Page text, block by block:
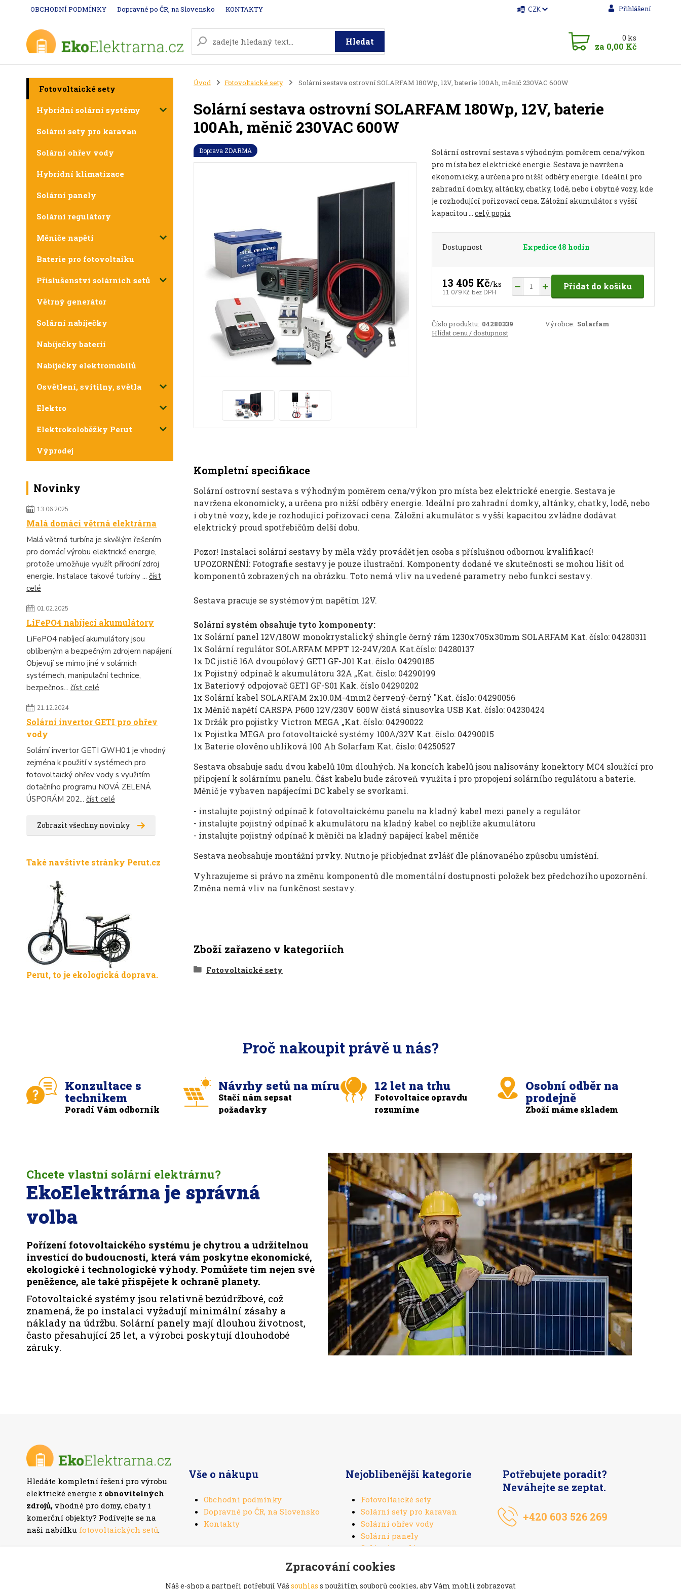
OBCHODNÍ PODMÍNKY Dopravné po ČR, na Slovensko KONTAKTY CZK Přihlášení
Hledat 0 ks
za 0,00 Kč
Fotovoltaické sety
Hybridní solární systémy
Solární sety pro karavan
Solární ohřev vody
Hybridní klimatizace
Solární panely
Solární regulátory
Měniče napětí
Baterie pro fotovoltaiku
Příslušenství solárních setů
Větrný generátor
Solární nabíječky
Nabíječky baterií
Nabíječky elektromobilů
Osvětlení, svítilny, světla
Elektro
Elektrokoloběžky Perut
Výprodej
Novinky
13.06.2025
Malá domácí větrná elektrárna
Malá větrná turbína je skvělým řešením
pro domácí výrobu elektrické energie,
protože umožňuje využít přírodní zdroj
energie. Instalace takové turbíny ... číst
celé
01.02.2025
LiFePO4 nabíjecí akumulátory
LiFePO4 nabíjecí akumulátory jsou
oblíbeným a bezpečným zdrojem napájení.
Objevují se mimo jiné v solárních
systémech, manipulační technice,
bezpečnos... číst celé
21.12.2024
Solární invertor GETI pro ohřev
vody
Solární invertor GETI GWH01 je vhodný
zejména k použití v systémech pro
fotovoltaický ohřev vody s využitím
dotačního programu NOVÁ ZELENÁ
ÚSPORÁM 202... číst celé
Zobrazit všechny novinky
Také navštivte stránky Perut.cz
Perut, to je ekologická doprava.
Úvod Fotovoltaické sety Solární sestava ostrovní SOLARFAM 180Wp, 12V, baterie 100Ah, měnič 230VAC 600W
Solární sestava ostrovní SOLARFAM 180Wp, 12V, baterie
100Ah, měnič 230VAC 600W
Doprava ZDARMA
Solární ostrovní sestava s výhodným poměrem cena/výkon
pro místa bez elektrické energie. Sestava je navržena
ekonomicky, a určena pro nižší odběry energie. Ideální pro
zahradní domky, altánky, chatky, lodě, nebo i obytné vozy, kde
je rozhodující pořizovací cena. Záložní akumulátor s vyšší
kapacitou ... celý popis
Dostupnost Expedice 48 hodin
13 405 Kč/ks
11 079 Kč bez DPH
Přidat do košíku
Číslo produktu: 04280339 Výrobce: Solarfam
Hlídat cenu / dostupnost
Kompletní specifikace
Solární ostrovní sestava s výhodným poměrem cena/výkon pro místa bez elektrické energie. Sestava je
navržena ekonomicky, a určena pro nižší odběry energie. Ideální pro zahradní domky, altánky, chatky, lodě, nebo
i obytné vozy, kde je rozhodující pořizovací cena. Záložní akumulátor s vyšší kapacitou zvládne dodávat
elektrický proud spotřebičům delší dobu.
Pozor! Instalaci solární sestavy by měla vždy provádět jen osoba s příslušnou odbornou kvalifikací!
UPOZORNĚNÍ: Fotografie sestavy je pouze ilustrační. Komponenty dodané ve skutečnosti se mohou lišit od
komponentů zobrazených na obrázku. Toto nemá vliv na uvedené parametry nebo funkci sestavy.
Sestava pracuje se systémovým napětím 12V.
Solární systém obsahuje tyto komponenty:
1x Solární panel 12V/180W monokrystalický shingle černý rám 1230x705x30mm SOLARFAM Kat. číslo: 04280311
1x Solární regulátor SOLARFAM MPPT 12-24V/20A Kat.číslo: 04280137
1x DC jistič 16A dvoupólový GETI GF-J01 Kat. číslo: 04290185
1x Pojistný odpínač k akumulátoru 32A „Kat. číslo: 04290199
1x Bateriový odpojovač GETI GF-S01 Kak. číslo 04290202
1x Solární kabel SOLARFAM 2x10.0M-4mm2 červený-černý "Kat. číslo: 04290056
1x Měnič napětí CARSPA P600 12V/230V 600W čistá sinusovka USB Kat. číslo: 04230424
1x Držák pro pojistky Victron MEGA „Kat. číslo: 04290022
1x Pojistka MEGA pro fotovoltaické systémy 100A/32V Kat. číslo: 04290015
1x Baterie olověno uhlíková 100 Ah Solarfam Kat. číslo: 04250527
Sestava obsahuje sadu dvou kabelů 10m dlouhých. Na koncích kabelů jsou nalisovány konektory MC4 sloužící pro
připojení k solárnímu panelu. Část kabelu bude zároveň využita i pro propojení solárního regulátoru a baterie.
Měnič je vybaven napájecími DC kabely se svorkami.
- instalujte pojistný odpínač k fotovoltaickému panelu na kladný kabel mezi panely a regulátor
- instalujte pojistný odpínač k akumulátoru na kladný kabel co nejblíže akumulátoru
- instalujte pojistný odpínač k měniči na kladný napájecí kabel měniče
Sestava neobsahuje montážní prvky. Nutno je přiobjednat zvlášť dle plánovaného způsobu umístění.
Vyhrazujeme si právo na změnu komponentů dle momentální dostupnosti položek bez předchozího upozornění.
Změna nemá vliv na funkčnost sestavy.
Zboží zařazeno v kategoriích
Fotovoltaické sety
Proč nakoupit právě u nás?
Konzultace s
technikem
Poradí Vám odborník
Návrhy setů na míru
Stačí nám sepsat
požadavky
12 let na trhu
Fotovoltaice opravdu
rozumíme
Osobní odběr na
prodejně
Zboží máme skladem
Chcete vlastní solární elektrárnu?
EkoElektrárna je správná
volba
Pořízení fotovoltaického systému je chytrou a udržitelnou
investicí do budoucnosti, která vám poskytne ekonomické,
ekologické i technologické výhody. Pomůžete tím nejen své
peněžence, ale také přispějete k ochraně planety.
Fotovoltaické systémy jsou relativně bezúdržbové, což
znamená, že po instalaci vyžadují minimální zásahy a
náklady na údržbu. Solární panely mají dlouhou životnost,
často přesahující 25 let, a výrobci poskytují dlouhodobé
záruky.
Hledáte kompletní řešení pro výrobu
elektrické energie z obnovitelných
zdrojů, vhodné pro domy, chaty i
komerční objekty? Podívejte se na
naši nabídku fotovoltaických setů.
Vše o nákupu
Obchodní podmínky
Dopravné po ČR, na Slovensko
Kontakty
Nejoblíbenější kategorie
Fotovoltaické sety
Solární sety pro karavan
Solární ohřev vody
Solární panely
Solární regulátory
Potřebujete poradit?
Neváhejte se zeptat.
+420 603 526 269
Zpracování cookies
Náš e-shop a partneři potřebují Vášsouhlas s použitím souborů cookies, aby Vám mohli zobrazovat